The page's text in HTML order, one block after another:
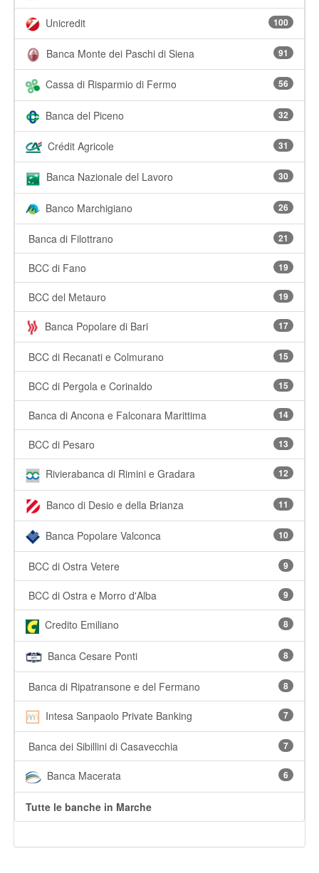
Unicredit 100
Banca Monte dei Paschi di Siena 91
Cassa di Risparmio di Fermo 56
Banca del Piceno 32
Crédit Agricole 31
Banca Nazionale del Lavoro 30
Banco Marchigiano 26
Banca di Filottrano 21
BCC di Fano 19
BCC del Metauro 19
Banca Popolare di Bari 17
BCC di Recanati e Colmurano 15
BCC di Pergola e Corinaldo 15
Banca di Ancona e Falconara Marittima 14
BCC di Pesaro 13
Rivierabanca di Rimini e Gradara 12
Banco di Desio e della Brianza 11
Banca Popolare Valconca 10
BCC di Ostra Vetere 9
BCC di Ostra e Morro d'Alba 9
Credito Emiliano 8
Banca Cesare Ponti 8
Banca di Ripatransone e del Fermano 8
Intesa Sanpaolo Private Banking 7
Banca dei Sibillini di Casavecchia 7
Banca Macerata 6
Tutte le banche in Marche